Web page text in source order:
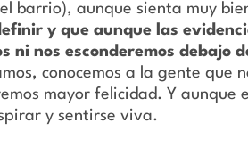
barrio), aunque sienta muy
y que aunque las
ni nos esconderemos debajo
conocemos a la gente que
mayor felicidad. Y aunque
y sentirse viva.